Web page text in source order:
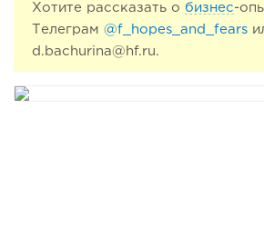
Хотите рассказать о бизнес-
Телеграм @f_hopes_and_fears
d.bachurina@hf.ru.